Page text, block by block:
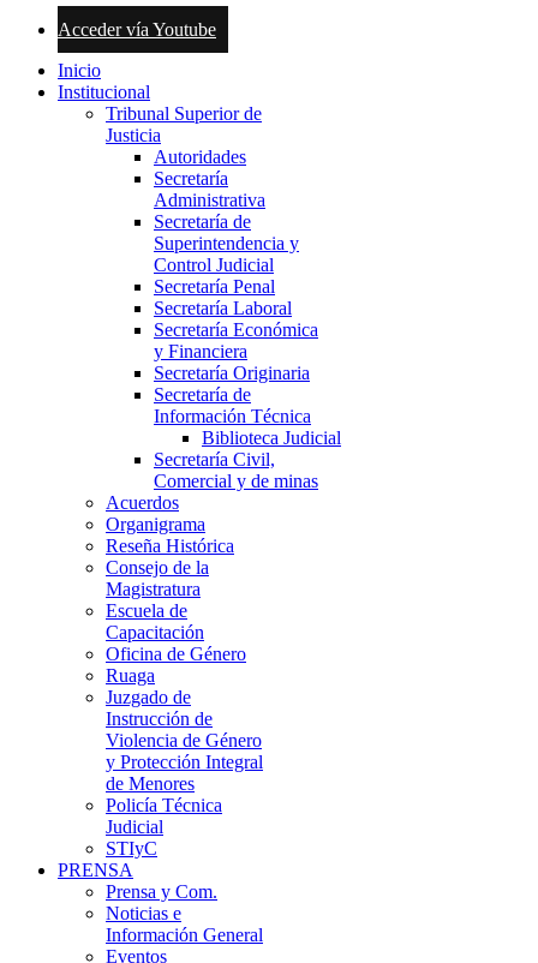
Acceder vía Youtube
Inicio
Institucional
Tribunal Superior de
Justicia
Autoridades
Secretaría
Administrativa
Secretaría de
Superintendencia y
Control Judicial
Secretaría Penal
Secretaría Laboral
Secretaría Económica
y Financiera
Secretaría Originaria
Secretaría de
Información Técnica
Biblioteca Judicial
Secretaría Civil,
Comercial y de minas
Acuerdos
Organigrama
Reseña Histórica
Consejo de la
Magistratura
Escuela de
Capacitación
Oficina de Género
Ruaga
Juzgado de
Instrucción de
Violencia de Género
y Protección Integral
de Menores
Policía Técnica
Judicial
STIyC
PRENSA
Prensa y Com.
Noticias e
Información General
Eventos